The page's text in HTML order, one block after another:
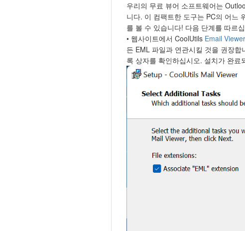
우리의 무료 뷰어 소프트웨어는
니다. 이 컴팩트한 도구는 PC의 어느
를 볼 수 있습니다! 다음 단계를 따르
• 웹사이트에서 CoolUtils Email Viewer
든 EML 파일과 연관시킬 것을 권장
록 상자를 확인하십시오. 설치가 완